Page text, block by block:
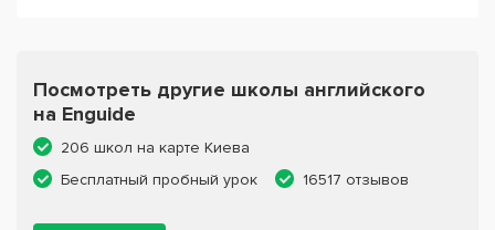
Посмотреть другие школы английского
на Enguide
206 школ на карте Киева
Бесплатный пробный урок
16517 отзывов